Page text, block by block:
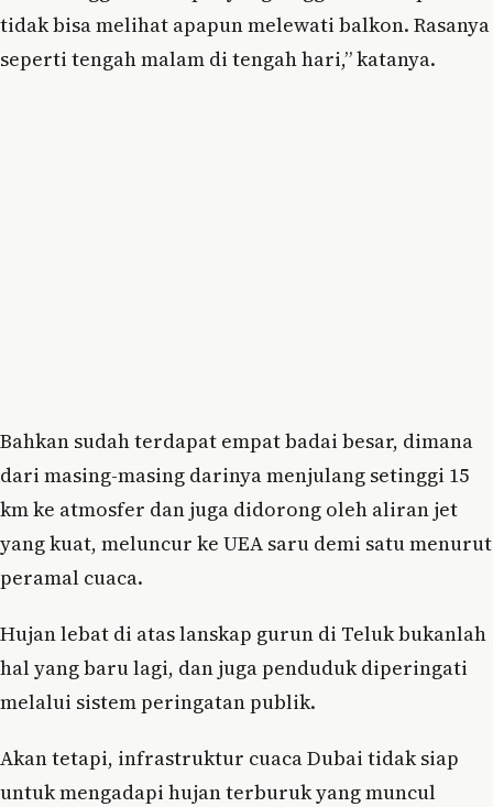
tidak bisa melihat apapun melewati balkon. Rasanya
seperti tengah malam di tengah hari,” katanya.
Bahkan sudah terdapat empat badai besar, dimana
dari masing-masing darinya menjulang setinggi 15
km ke atmosfer dan juga didorong oleh aliran jet
yang kuat, meluncur ke UEA saru demi satu menurut
peramal cuaca.
Hujan lebat di atas lanskap gurun di Teluk bukanlah
hal yang baru lagi, dan juga penduduk diperingati
melalui sistem peringatan publik.
Akan tetapi, infrastruktur cuaca Dubai tidak siap
untuk mengadapi hujan terburuk yang muncul